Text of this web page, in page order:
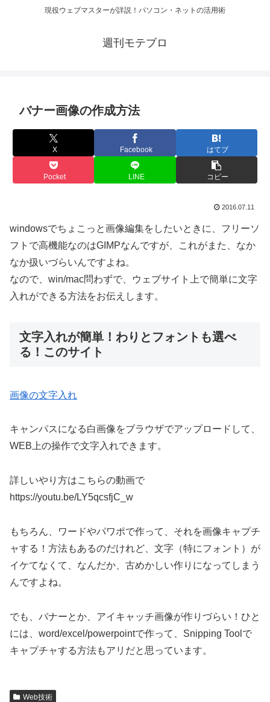
現役ウェブマスターが詳説！パソコン・ネットの活用術
週刊モテブロ
バナー画像の作成方法
X Facebook はてブ
Pocket LINE コピー
2016.07.11
windowsでちょこっと画像編集をしたいときに、フリーソ
フトで高機能なのはGIMPなんですが、これがまた、なか
なか扱いづらいんですよね。
なので、win/mac問わずで、ウェブサイト上で簡単に文字
入れができる方法をお伝えします。
文字入れが簡単！わりとフォントも選べ
る！このサイト
画像の文字入れ
キャンパスになる白画像をブラウザでアップロードして、
WEB上の操作で文字入れできます。
詳しいやり方はこちらの動画で
https://youtu.be/LY5qcsfjC_w
もちろん、ワードやパワポで作って、それを画像キャプチ
ャする！方法もあるのだけれど、文字（特にフォント）が
イケてなくて、なんだか、古めかしい作りになってしまう
んですよね。
でも、バナーとか、アイキャッチ画像が作りづらい！ひと
には、word/excel/powerpointで作って、Snipping Toolで
キャプチャする方法もアリだと思っています。
Web技術